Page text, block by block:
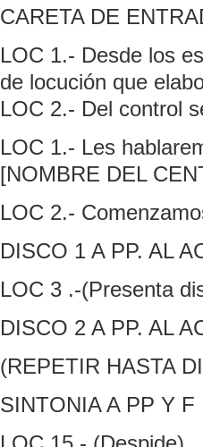
CARETA DE
LOC 1.- Desde los
de locución que
LOC 2.- Del control
LOC 1.- Les
[NOMBRE DEL
LOC 2.-
DISCO 1 A PP. AL
LOC 3 .-(Presenta
DISCO 2 A PP. AL
(REPETIR HASTA
SINTONIA A PP Y F